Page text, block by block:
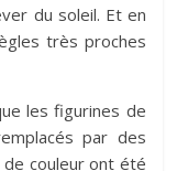
du soleil. Et en
très proches
les figurines de
par des
couleur ont été